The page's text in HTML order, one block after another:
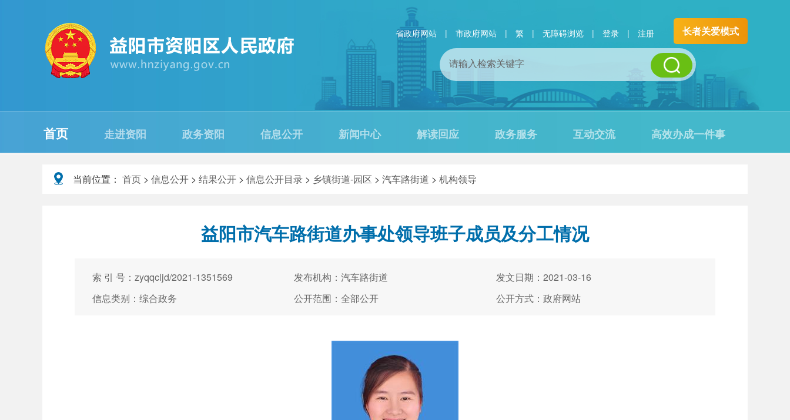
省政府网站 | 市政府网站 | 繁 | 无障碍浏览 | 登录 | 注册 长者关爱模式
首页 走进资阳 政务资阳 信息公开 新闻中心 解读回应 政务服务 互动交流 高效办成一件事
当前位置： 首页 > 信息公开 > 结果公开 > 信息公开目录 > 乡镇街道-园区 > 汽车路街道 > 机构领导
益阳市汽车路街道办事处领导班子成员及分工情况
索 引 号：zyqqcljd/2021-1351569 发布机构：汽车路街道
发文日期：2021-03-16
信息类别：综合政务
公开范围：全部公开 公开方式：政府网站